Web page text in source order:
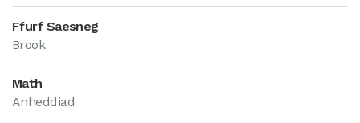
Ffurf Saesneg
Brook
Math
Anheddiad